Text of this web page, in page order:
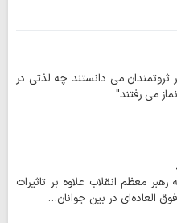
می دانستند چه لذتی در
می رفتند".
معظم انقلاب علاوه بر تاثیرات
فوق العاده‌ای در بین جوانان…